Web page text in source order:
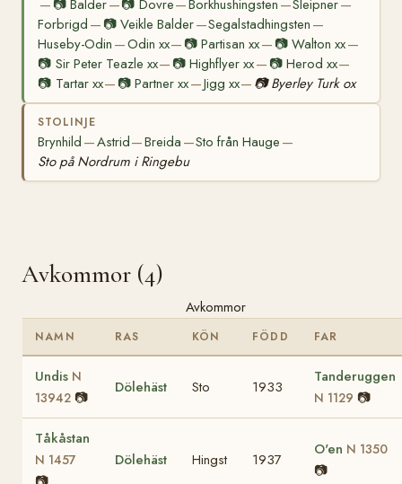
— 📷Balder—📷 Dovre—Borkhushingsten —Sleipner—
Forbrigd — 📷Veikle Balder—Segalstadhingsten —
Huseby-Odin —Odin xx— 📷Partisan xx— 📷Walton xx—
📷 Sir Peter Teazle xx— 📷Highflyer xx— 📷 Herod xx—
📷 Tartar xx— 📷Partner xx—Jigg xx— 📷 Byerley Turk ox
STOLINJE
Brynhild —Astrid—Breida —Sto från Hauge —
Sto på Nordrum i Ringebu
Avkommor (4)
Avkommor
NAMN RAS KÖN FÖDD FAR
Undis N
13942 📷
Dölehäst Sto 1933
Tanderuggen
N 1129 📷
Tåkåstan
N 1457 Dölehäst Hingst 1937
O'en N 1350
📷